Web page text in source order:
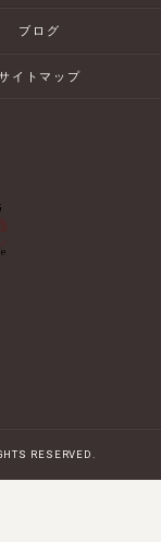
ブログ
イトマップ
RESERVED.